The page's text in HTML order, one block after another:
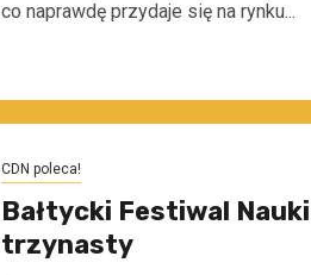
co naprawdę przydaje się na rynku...
CDN poleca!
Bałtycki Festiwal
trzynasty